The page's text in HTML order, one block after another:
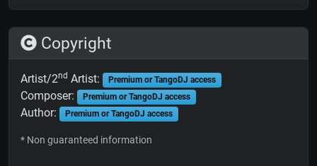
Copyright
Artist/2nd Artist: Premium or TangoDJ access
Composer: Premium or TangoDJ access
Author: Premium or TangoDJ access
* Non guaranteed information